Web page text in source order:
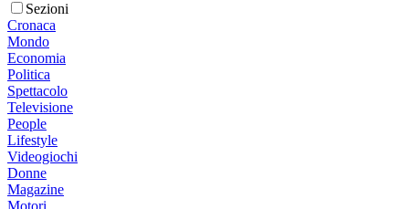
Sezioni
Cronaca
Mondo
Economia
Politica
Spettacolo
Televisione
People
Lifestyle
Videogiochi
Donne
Magazine